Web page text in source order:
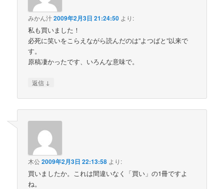
みかん汁2009年2月3日 21:24:50 より:
私も買いました！
必死に笑いをこらえながら読んだのは”よつばと”以来で
す。
原稿凄かったです、いろんな意味で。
返信 ↓
木公2009年2月3日 22:13:58 より:
買いましたか。これは間違いなく「買い」の1冊ですよ
ね。